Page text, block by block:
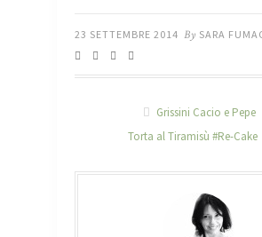
23 SETTEMBRE 2014 By SARA
Grissini Cacio e Pepe
Torta al Tiramisù #Re-Cake